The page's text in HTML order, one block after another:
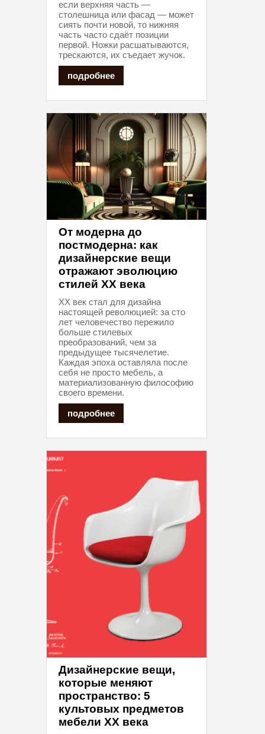
если верхняя часть —
столешница или фасад — может
сиять почти новой, то нижняя
часть часто сдаёт позиции
первой. Ножки расшатываются,
трескаются, их съедает жучок.
подробнее
От модерна до
постмодерна: как
дизайнерские вещи
отражают эволюцию
стилей XX века
XX век стал для дизайна
настоящей революцией: за сто
лет человечество пережило
больше стилевых
преобразований, чем за
предыдущее тысячелетие.
Каждая эпоха оставляла после
себя не просто мебель, а
материализованную философию
своего времени.
подробнее
Дизайнерские вещи,
которые меняют
пространство: 5
культовых предметов
мебели XX века